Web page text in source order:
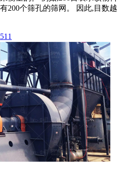
200个筛孔的筛网。 因此,目数越